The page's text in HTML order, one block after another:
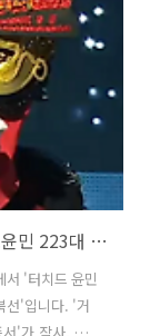
복면가왕 희로애락도 락이다 터치드 윤민 조윤민 223대 가왕 거북선 김종서 가사 노래 뮤비 곡정보
서 '터치드 윤민
선'입니다. '거